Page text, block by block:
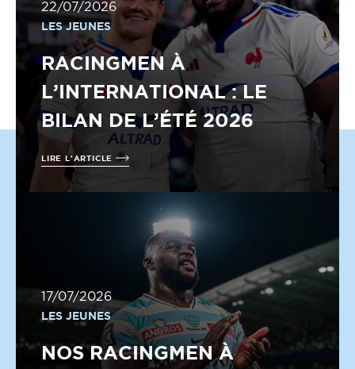
22/07/2026
LES JEUNES
RACINGMEN À
L’INTERNATIONAL : LE
BILAN DE L’ÉTÉ 2026
LIRE L'ARTICLE
17/07/2026
LES JEUNES
NOS RACINGMEN À